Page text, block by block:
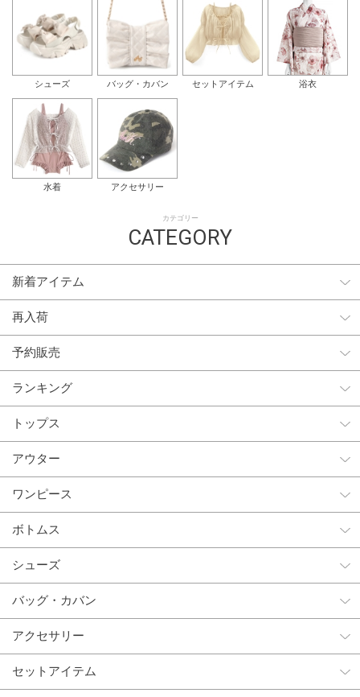
シューズ バッグ・カバン セットアイテム 浴衣
水着 アクセサリー
カテゴリー
CATEGORY
新着アイテム
再入荷
予約販売
ランキング
トップス
アウター
ワンピース
ボトムス
シューズ
バッグ・カバン
アクセサリー
セットアイテム